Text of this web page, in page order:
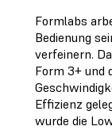
Formlabs
Bedienung
verfeinern.
Form 3+ und
Effizienz
wurde die